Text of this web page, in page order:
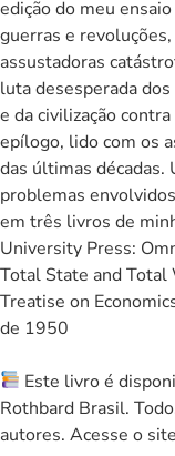
edição do meu
guerras e
assustadoras
luta desesperada
e da civilização contra
epílogo, lido com os
das últimas
problemas
em três livros de
University Press: Omnipotent Government, the Rise of the
Total State and Total
Treatise on
de 1950
Este livro é
Rothbard Brasil.
autores. Acesse o